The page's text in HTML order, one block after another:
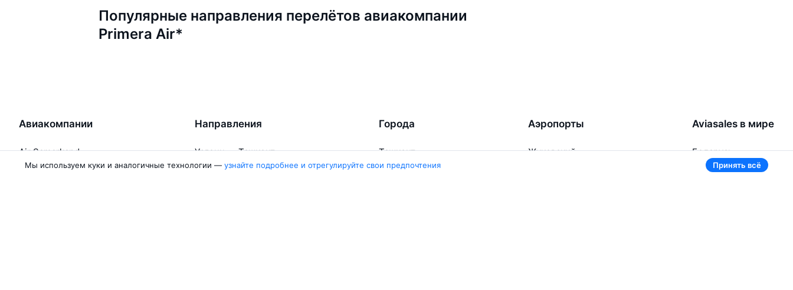
Популярные направления перелётов авиакомпании
Primera Air*
Авиакомпании
Air Samarkand
Победа
Направления
Ургенч — Ташкент
Ташкент — Бухара
Города
Ташкент
Москва
Аэропорты
Жуковский
Aviasales в мире
Беларусь
Россия
Таджикистан
Мы используем куки и аналогичные технологии — узнайте подробнее и отрегулируйте свои предпочтения Принять всё